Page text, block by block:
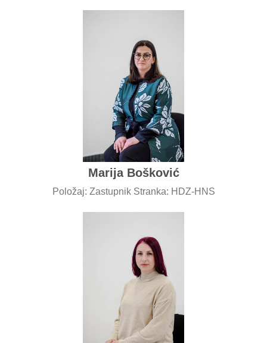
Marija Bošković
Položaj: Zastupnik Stranka: HDZ-HNS